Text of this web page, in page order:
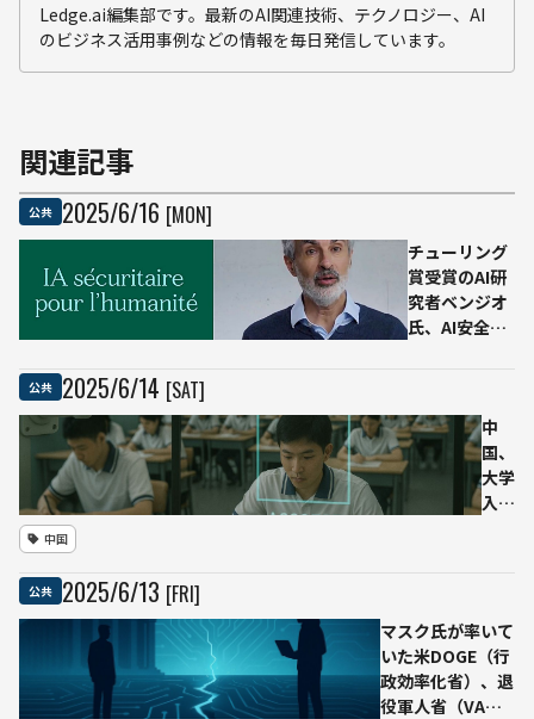
Ledge.ai編集部です。最新のAI関連技術、テクノロジー、AI
のビジネス活用事例などの情報を毎日発信しています。
関連記事
公共 2025/6/16 [MON]
チューリング
賞受賞のAI研
究者ベンジオ
氏、AI安全特
設立——自律
行動をとらな
「Scientist
公共 2025/6/14 [SAT]
中
国、
大学
入試
主要
AIチ
ャッ
トサ
中国
公共 2025/6/13 [FRI]
マスク氏が率いて
いた米DOGE（行
政効率化省）、退
役軍人省（VA）